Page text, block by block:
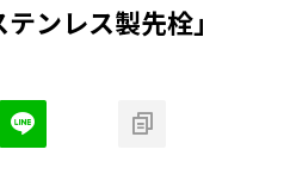
ンレス製先栓」